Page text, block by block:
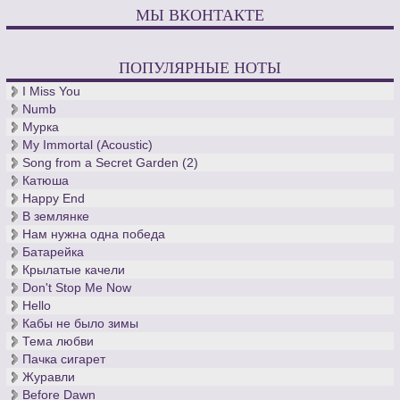
Последние годы композитора пройдут в усадьбе, названной
Для тех, кто скачивает ноты классической музыки и
интересуется творчеством норвежского композитора, мы
добавили ноты для фортепиано более ста произведений
Грига, в том числе все тетради с лирическими пьесами.
МЫ ВКОНТАКТЕ
ПОПУЛЯРНЫЕ НОТЫ
I Miss You
Numb
Мурка
My Immortal (Acoustic)
Song from a Secret Garden (2)
Катюша
Happy End
В землянке
Нам нужна одна победа
Батарейка
Крылатые качели
Don't Stop Me Now
Hello
Кабы не было зимы
Тема любви
Пачка сигарет
Журавли
Before Dawn